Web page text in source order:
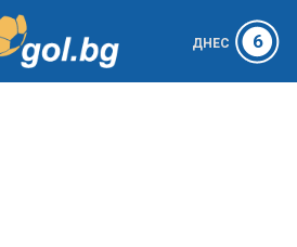
ДНЕС 6